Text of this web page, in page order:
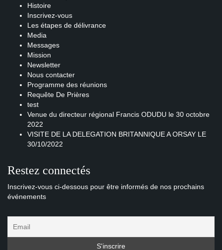
Histoire
Inscrivez-vous
Les étapes de délivrance
Media
Messages
Mission
Newsletter
Nous contacter
Programme des réunions
Requête De Prières
test
Venue du directeur régional Francis ODUDU le 30 octobre
2022
VISITE DE LA DELEGATION BRITANNIQUE A ORSAY LE
30/10/2022
Restez connectés
Inscrivez-vous ci-dessous pour être informés de nos prochains
événements